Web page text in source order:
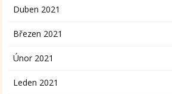
Duben 2021
Březen 2021
Únor 2021
Leden 2021